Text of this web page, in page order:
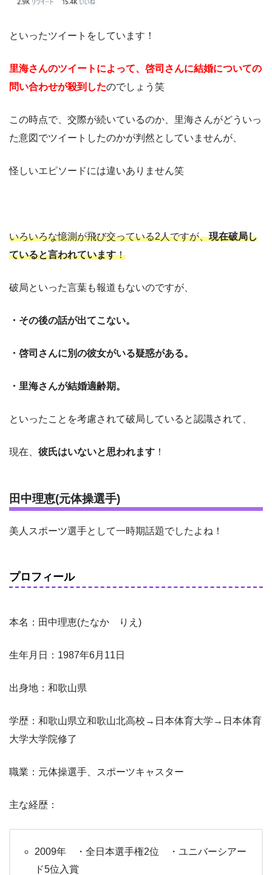
といったツイートをしています！
里海さんのツイートによって、啓司さんに結婚についての
問い合わせが殺到したのでしょう笑
この時点で、交際が続いているのか、里海さんがどういっ
た意図でツイートしたのかが判然としていませんが、
怪しいエピソードには違いありません笑
いろいろな憶測が飛び交っている2人ですが、現在破局し
ていると言われています！
破局といった言葉も報道もないのですが、
・その後の話が出てこない。
・啓司さんに別の彼女がいる疑惑がある。
・里海さんが結婚適齢期。
といったことを考慮されて破局していると認識されて、
現在、 彼氏はいないと思われます ！
田中理恵(元体操選手)
美人スポーツ選手として一時期話題でしたよね！
プロフィール
本名：田中理恵(たなか りえ)
生年月日：1987年6月11日
出身地：和歌山県
学歴：和歌山県立和歌山北高校→日本体育大学→日本体育
大学大学院修了
職業：元体操選手、スポーツキャスター
主な経歴：
2009年 ・全日本選手権2位 ・ユニバーシアー
ド5位入賞